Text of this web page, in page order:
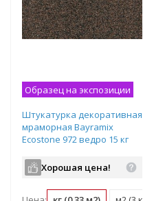
Образец на экспозиции
Штукатурка декоративная
мраморная Bayramix
Ecostone 972 ведро 15 кг
Хорошая цена!